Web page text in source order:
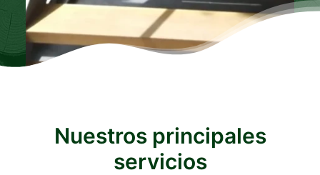
Nuestros principales
servicios